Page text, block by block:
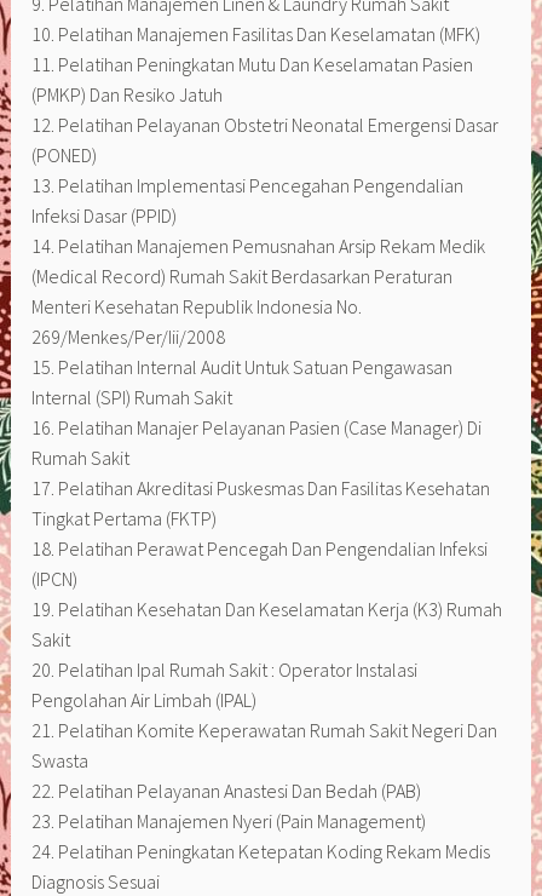
10. Pelatihan Manajemen Fasilitas Dan Keselamatan (MFK)
11. Pelatihan Peningkatan Mutu Dan Keselamatan Pasien
(PMKP) Dan Resiko Jatuh
12. Pelatihan Pelayanan Obstetri Neonatal Emergensi Dasar
(PONED)
13. Pelatihan Implementasi Pencegahan Pengendalian
Infeksi Dasar (PPID)
14. Pelatihan Manajemen Pemusnahan Arsip Rekam Medik
(Medical Record) Rumah Sakit Berdasarkan Peraturan
Menteri Kesehatan Republik Indonesia No.
269/Menkes/Per/Iii/2008
15. Pelatihan Internal Audit Untuk Satuan Pengawasan
Internal (SPI) Rumah Sakit
16. Pelatihan Manajer Pelayanan Pasien (Case Manager) Di
Rumah Sakit
17. Pelatihan Akreditasi Puskesmas Dan Fasilitas Kesehatan
Tingkat Pertama (FKTP)
18. Pelatihan Perawat Pencegah Dan Pengendalian Infeksi
(IPCN)
19. Pelatihan Kesehatan Dan Keselamatan Kerja (K3) Rumah
Sakit
20. Pelatihan Ipal Rumah Sakit : Operator Instalasi
Pengolahan Air Limbah (IPAL)
21. Pelatihan Komite Keperawatan Rumah Sakit Negeri Dan
Swasta
22. Pelatihan Pelayanan Anastesi Dan Bedah (PAB)
23. Pelatihan Manajemen Nyeri (Pain Management)
24. Pelatihan Peningkatan Ketepatan Koding Rekam Medis
Diagnosis Sesuai